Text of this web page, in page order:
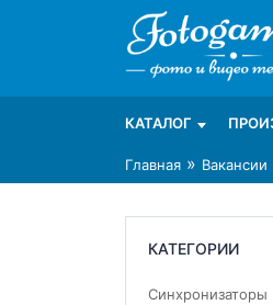
Интернет-
Магазин
КАТАЛОГ
Главная » Вакансии
КАТЕГОРИИ
Синхронизаторы